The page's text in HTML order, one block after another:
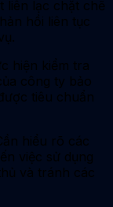
liên lạc chặt chẽ
hồi liên tục
hiện kiểm tra
công ty bảo
tiêu chuẩn
hiểu rõ các
việc sử dụng
và tránh các